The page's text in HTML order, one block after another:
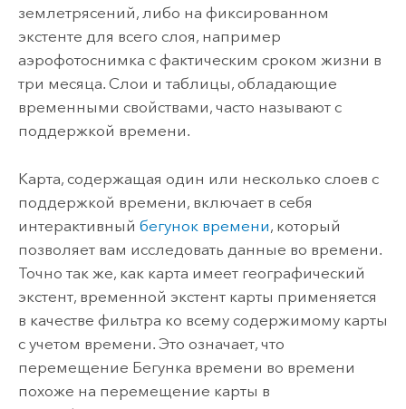
землетрясений, либо на фиксированном
экстенте для всего слоя, например
аэрофотоснимка с фактическим сроком жизни в
три месяца. Слои и таблицы, обладающие
временными свойствами, часто называют с
поддержкой времени.
Карта, содержащая один или несколько слоев с
поддержкой времени, включает в себя
интерактивный бегунок времени, который
позволяет вам исследовать данные во времени.
Точно так же, как карта имеет географический
экстент, временной экстент карты применяется
в качестве фильтра ко всему содержимому карты
с учетом времени. Это означает, что
перемещение Бегунка времени во времени
похоже на перемещение карты в